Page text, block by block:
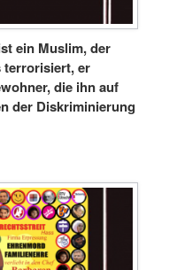
ein Muslim, der
terrorisiert, er
die ihn auf
der Diskriminierung